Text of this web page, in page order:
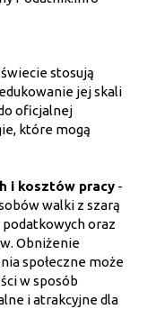
stosują
jej skali
oficjalnej
które mogą
i kosztów pracy -
walki z szarą
oraz
Obniżenie
społeczne może
w sposób
i atrakcyjne dla